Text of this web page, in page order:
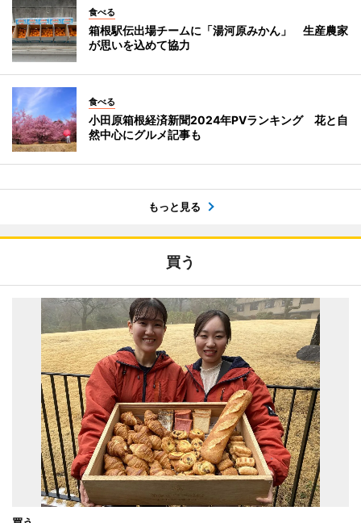
食べる
箱根駅伝出場チームに「湯河原みかん」 生産農家
が思いを込めて協力
食べる
小田原箱根経済新聞2024年PVランキング 花と自
然中心にグルメ記事も
もっと見る
買う